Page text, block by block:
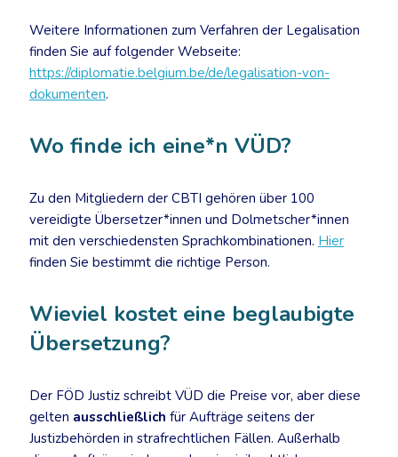
Weitere Informationen zum Verfahren der Legalisation
finden Sie auf folgender Webseite:
https://diplomatie.belgium.be/de/legalisation-von-
dokumenten.
Wo finde ich eine*n VÜD?
Zu den Mitgliedern der CBTI gehören über 100
vereidigte Übersetzer*innen und Dolmetscher*innen
mit den verschiedensten Sprachkombinationen. Hier
finden Sie bestimmt die richtige Person.
Wieviel kostet eine beglaubigte
Übersetzung?
Der FÖD Justiz schreibt VÜD die Preise vor, aber diese
gelten ausschließlich für Aufträge seitens der
Justizbehörden in strafrechtlichen Fällen. Außerhalb